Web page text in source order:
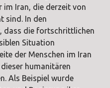
im Iran, die derzeit von
sind. In den
dass die fortschrittlichen
Situation
der Menschen im Iran
humanitären
Als Beispiel wurde